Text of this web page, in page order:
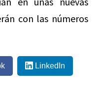
con las números
LinkedIn